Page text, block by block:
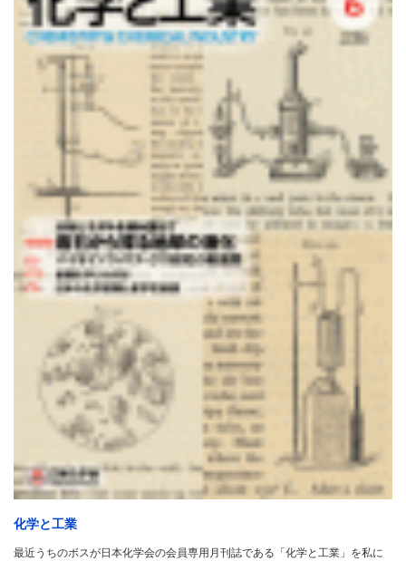
化学と工業
最近うちのボスが日本化学会の会員専用月刊誌である「化学と工業」を私に